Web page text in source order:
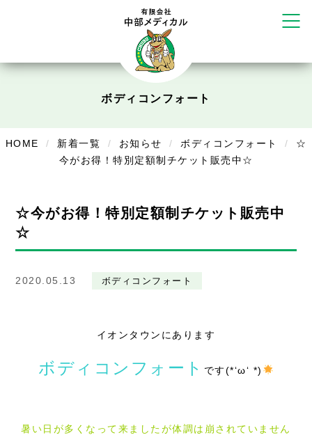
ボディコンフォート Cure
美容
お知らせ
ボディコンフォート
HOME 新着一覧 お知らせ ボディコンフォート
☆
今がお得！特別定額制チケット販売中☆
☆今がお得！特別定額制チケット販売中
☆
2020.05.13 ボディコンフォート
イオンタウンにあります
ボディコンフォート です(*‘ω‘ *)
暑い日が多くなって来ましたが体調は崩されていません